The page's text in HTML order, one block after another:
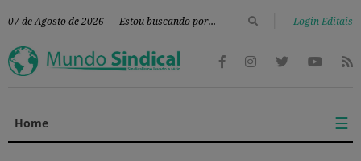
07 de Agosto de 2026 Login Editais
Home ☰